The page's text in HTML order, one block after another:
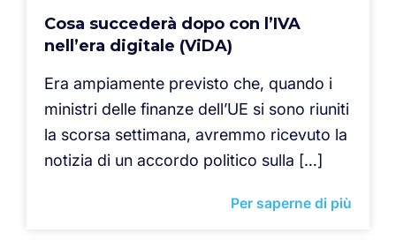
Cosa succederà dopo con l’IVA
nell’era digitale (ViDA)
Era ampiamente previsto che, quando i
ministri delle finanze dell’UE si sono riuniti
la scorsa settimana, avremmo ricevuto la
notizia di un accordo politico sulla […]
Per saperne di più